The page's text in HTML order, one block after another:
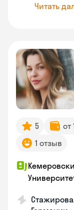
Читать
5 от
1 отзыв